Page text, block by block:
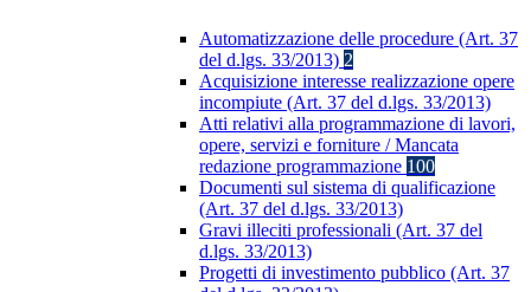
Automatizzazione delle procedure (Art. 37
del d.lgs. 33/2013) 2
Acquisizione interesse realizzazione opere
incompiute (Art. 37 del d.lgs. 33/2013)
Atti relativi alla programmazione di lavori,
opere, servizi e forniture / Mancata
redazione programmazione 100
Documenti sul sistema di qualificazione
(Art. 37 del d.lgs. 33/2013)
Gravi illeciti professionali (Art. 37 del
d.lgs. 33/2013)
Progetti di investimento pubblico (Art. 37